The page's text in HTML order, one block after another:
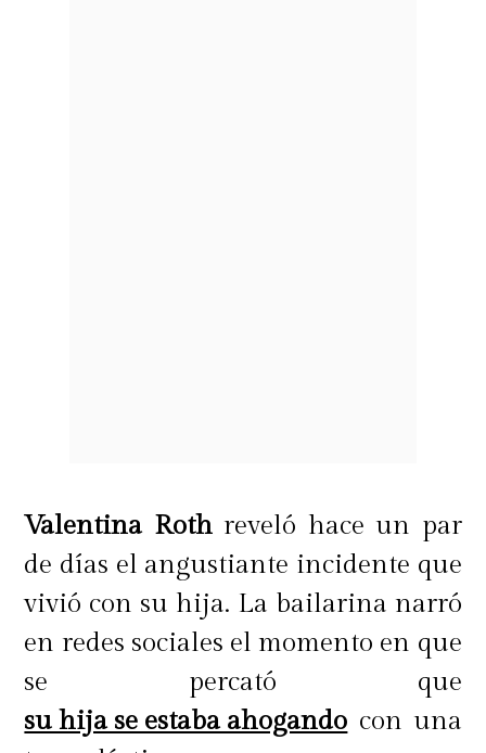
Valentina Rothreveló hace un par
de días el angustiante incidente que
vivió con su hija. La bailarina narró
en redes sociales el momento en que
se percató que
su hija se estaba ahogando con una